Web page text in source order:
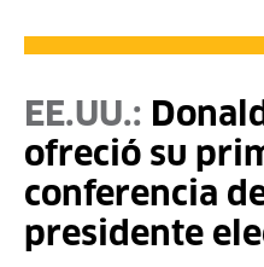
EE.UU.:
ofreció su
conferencia
presidente